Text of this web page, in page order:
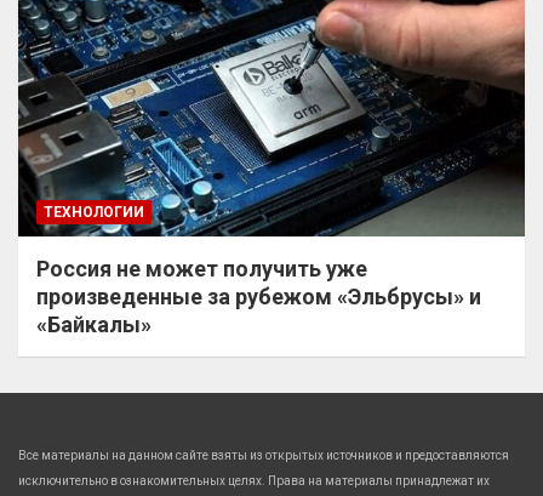
ТЕХНОЛОГИИ
Россия не может получить уже
произведенные за рубежом «Эльбрусы» и
«Байкалы»
Все материалы на данном сайте взяты из открытых источников и предоставляются
исключительно в ознакомительных целях. Права на материалы принадлежат их